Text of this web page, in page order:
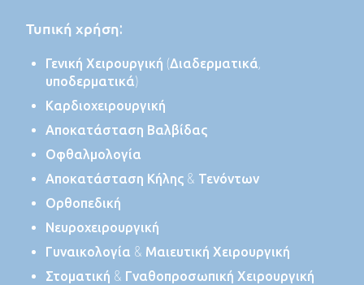
Τυπική χρήση:
Γενική Χειρουργική (Διαδερματικά,
υποδερματικά)
Καρδιοχειρουργική
Αποκατάσταση Βαλβίδας
Οφθαλμολογία
Αποκατάσταση Κήλης & Τενόντων
Ορθοπεδική
Νευροχειρουργική
Γυναικολογία & Μαιευτική Χειρουργική
Στοματική & Γναθοπροσωπική Χειρουργική